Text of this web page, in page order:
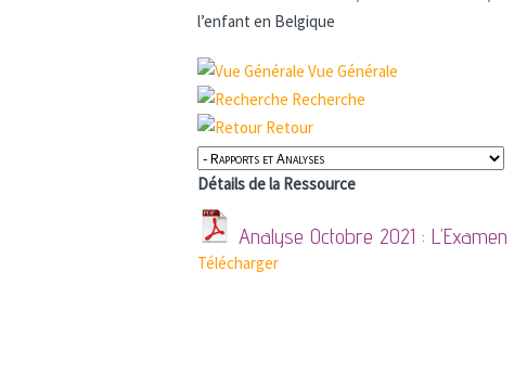
l’enfant en Belgique
Vue Générale
Recherche
Retour
Détails de la Ressource
Analyse Octobre 2021 :
Télécharger